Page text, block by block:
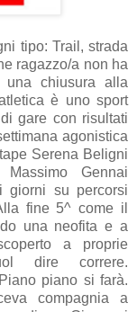
tipo: Trail, strada
ragazzo/a non ha
una chiusura alla
è uno sport
gare con risultati
agonistica
Serena Beligni
Gennai
giorni su percorsi
fine 5^ come il
una neofita e a
a proprie
dire correre.
piano si farà.
compagnia a